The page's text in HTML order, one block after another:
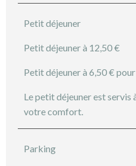
Petit déjeuner
Petit déjeuner à 12,50 €
Petit déjeuner à 6,50 €
Le petit déjeuner est servis
votre comfort.
Parking